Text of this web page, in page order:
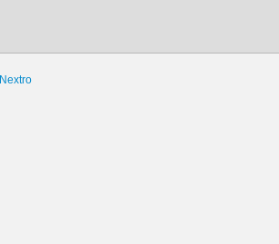
Nextro